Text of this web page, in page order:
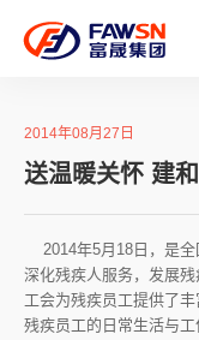
2014年08月27日
送温暖关怀 建
2014年5月18日，是全
深化残疾人服务，发展
工会为残疾员工提供了
残疾员工的日常生活与工